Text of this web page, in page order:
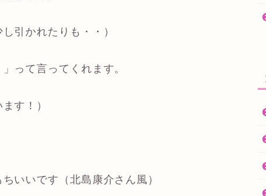
引かれたりも・・）
って言ってくれます。
す！）
いいです（北島康介さん風）